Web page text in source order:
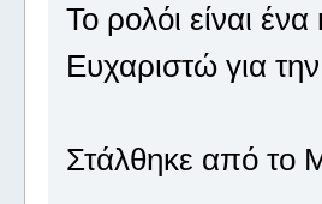
Το ρολόι είναι
Ευχαριστώ για
Στάλθηκε από το